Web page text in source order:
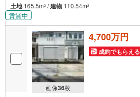
土地165.5m2 /建物 110.54m2
賃貸中
画像36枚
4,700万円
成約でもらえる